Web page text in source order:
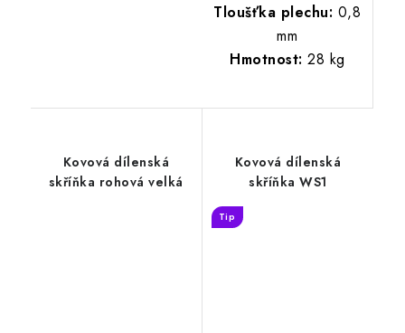
Tloušťka plechu: 0,8
mm
Hmotnost: 28 kg
Kovová dílenská
skříňka rohová velká
Kovová dílenská
skříňka WS1
Tip